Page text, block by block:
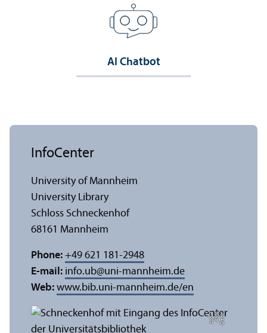
AI Chatbot
C
r
e
di
t:
A
n
n
a
L
o
g
u
e
InfoCenter
University of Mannheim
University Library
Schloss Schneckenhof
68161 Mannheim
Phone: +49 621 181-2948
E-mail: info.ub@uni-mannheim.de
Web: www.bib.uni-mannheim.de/en